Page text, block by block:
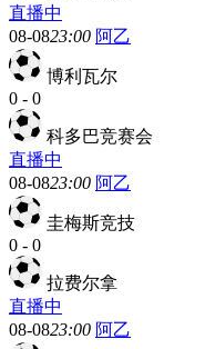
直播中
08-0823:00 阿乙
博利瓦尔
0 - 0
科多巴竞赛会
直播中
08-0823:00 阿乙
圭梅斯竞技
0 - 0
拉费尔拿
直播中
08-0823:00 阿乙